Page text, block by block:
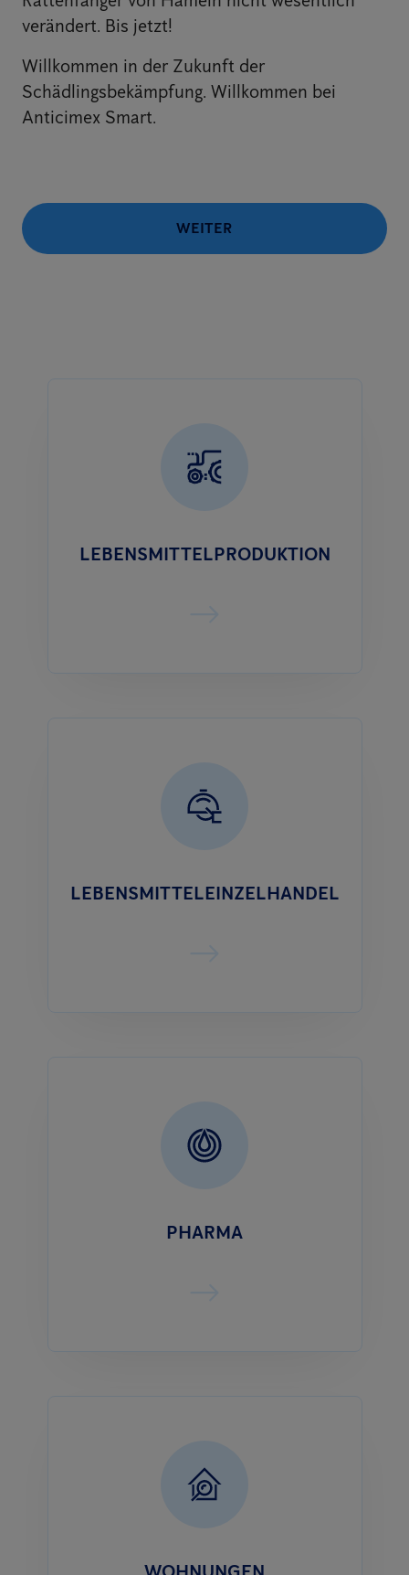
verändert. Bis jetzt!
Willkommen in der Zukunft der
Schädlingsbekämpfung. Willkommen bei
Anticimex Smart.
WEITER
LEBENSMITTELPRODUKTION
LEBENSMITTELEINZELHANDEL
PHARMA